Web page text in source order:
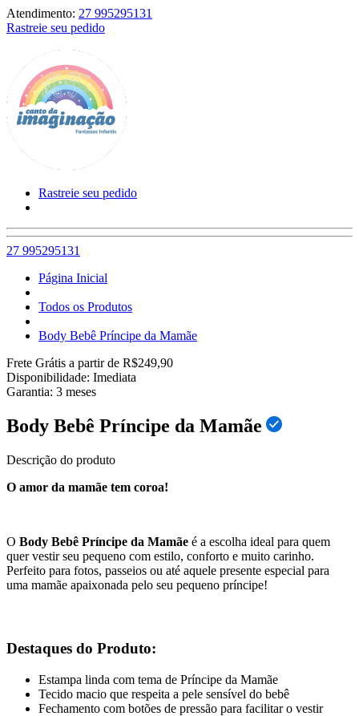
Atendimento: 27 995295131
Rastreie seu pedido
Rastreie seu pedido
27 995295131
Página Inicial
Todos os Produtos
Body Bebê Príncipe da Mamãe
Frete Grátis a partir de R$249,90
Disponibilidade: Imediata
Garantia: 3 meses
Body Bebê Príncipe da Mamãe
Descrição do produto
O amor da mamãe tem coroa!
O Body Bebê Príncipe da Mamãe é a escolha ideal para quem
quer vestir seu pequeno com estilo, conforto e muito carinho.
Perfeito para fotos, passeios ou até aquele presente especial para
uma mamãe apaixonada pelo seu pequeno príncipe!
Destaques do Produto:
Estampa linda com tema de Príncipe da Mamãe
Tecido macio que respeita a pele sensível do bebê
Fechamento com botões de pressão para facilitar o vestir